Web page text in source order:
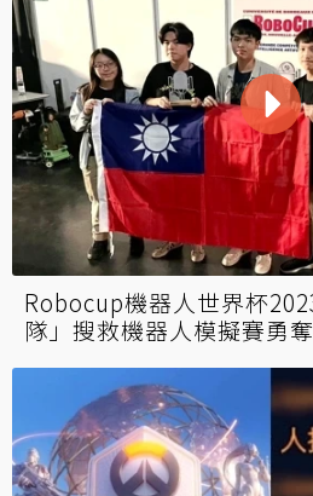
Robocup機器人世界杯
隊」搜救機器人模擬賽勇